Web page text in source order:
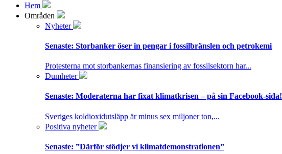
Hem
Områden
Nyheter
Senaste: Storbanker öser in pengar i fossilbränslen och petrokemi
Protesterna mot storbankernas finansiering av fossilsektorn har...
Dumheter
Senaste: Moderaterna har fixat klimatkrisen – på sin Facebook-sida!
Sveriges koldioxidutsläpp är minus sex miljoner ton,...
Positiva nyheter
Senaste: ”Därför stödjer vi klimatdemonstrationen”